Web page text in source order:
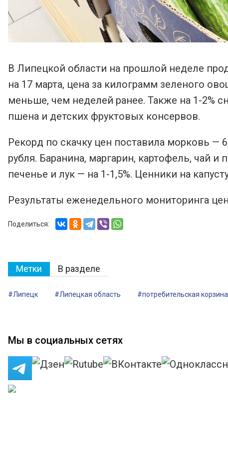
В Липецкой области на прошлой неделе
на 17 марта, цена за килограмм зеленого
меньше, чем неделей ранее. Также на 1-2%
пшена и детских фруктовых консервов.
Рекорд по скачку цен поставила морковь —
рубля. Баранина, маргарин, картофель, чай
печенье и лук — на 1-1,5%. Ценники на
Результаты еженедельного мониторинга
Поделиться:
Метки В разделе
#Липецк #Липецкая область #потребительская корзина
Мы в социальных сетях